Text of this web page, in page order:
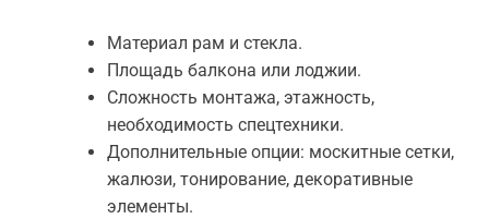
Материал рам и стекла.
Площадь балкона или лоджии.
Сложность монтажа, этажность,
необходимость спецтехники.
Дополнительные опции: москитные сетки,
жалюзи, тонирование, декоративные
элементы.